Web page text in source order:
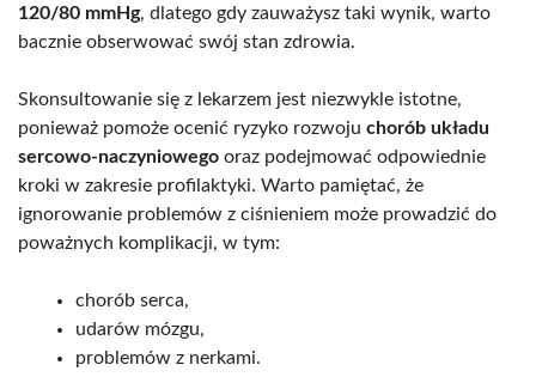
120/80 mmHg, dlatego gdy zauważysz taki wynik, warto
bacznie obserwować swój stan zdrowia.
Skonsultowanie się z lekarzem jest niezwykle istotne,
ponieważ pomoże ocenić ryzyko rozwoju chorób układu
sercowo-naczyniowego oraz podejmować odpowiednie
kroki w zakresie profilaktyki. Warto pamiętać, że
ignorowanie problemów z ciśnieniem może prowadzić do
poważnych komplikacji, w tym:
chorób serca,
udarów mózgu,
problemów z nerkami.